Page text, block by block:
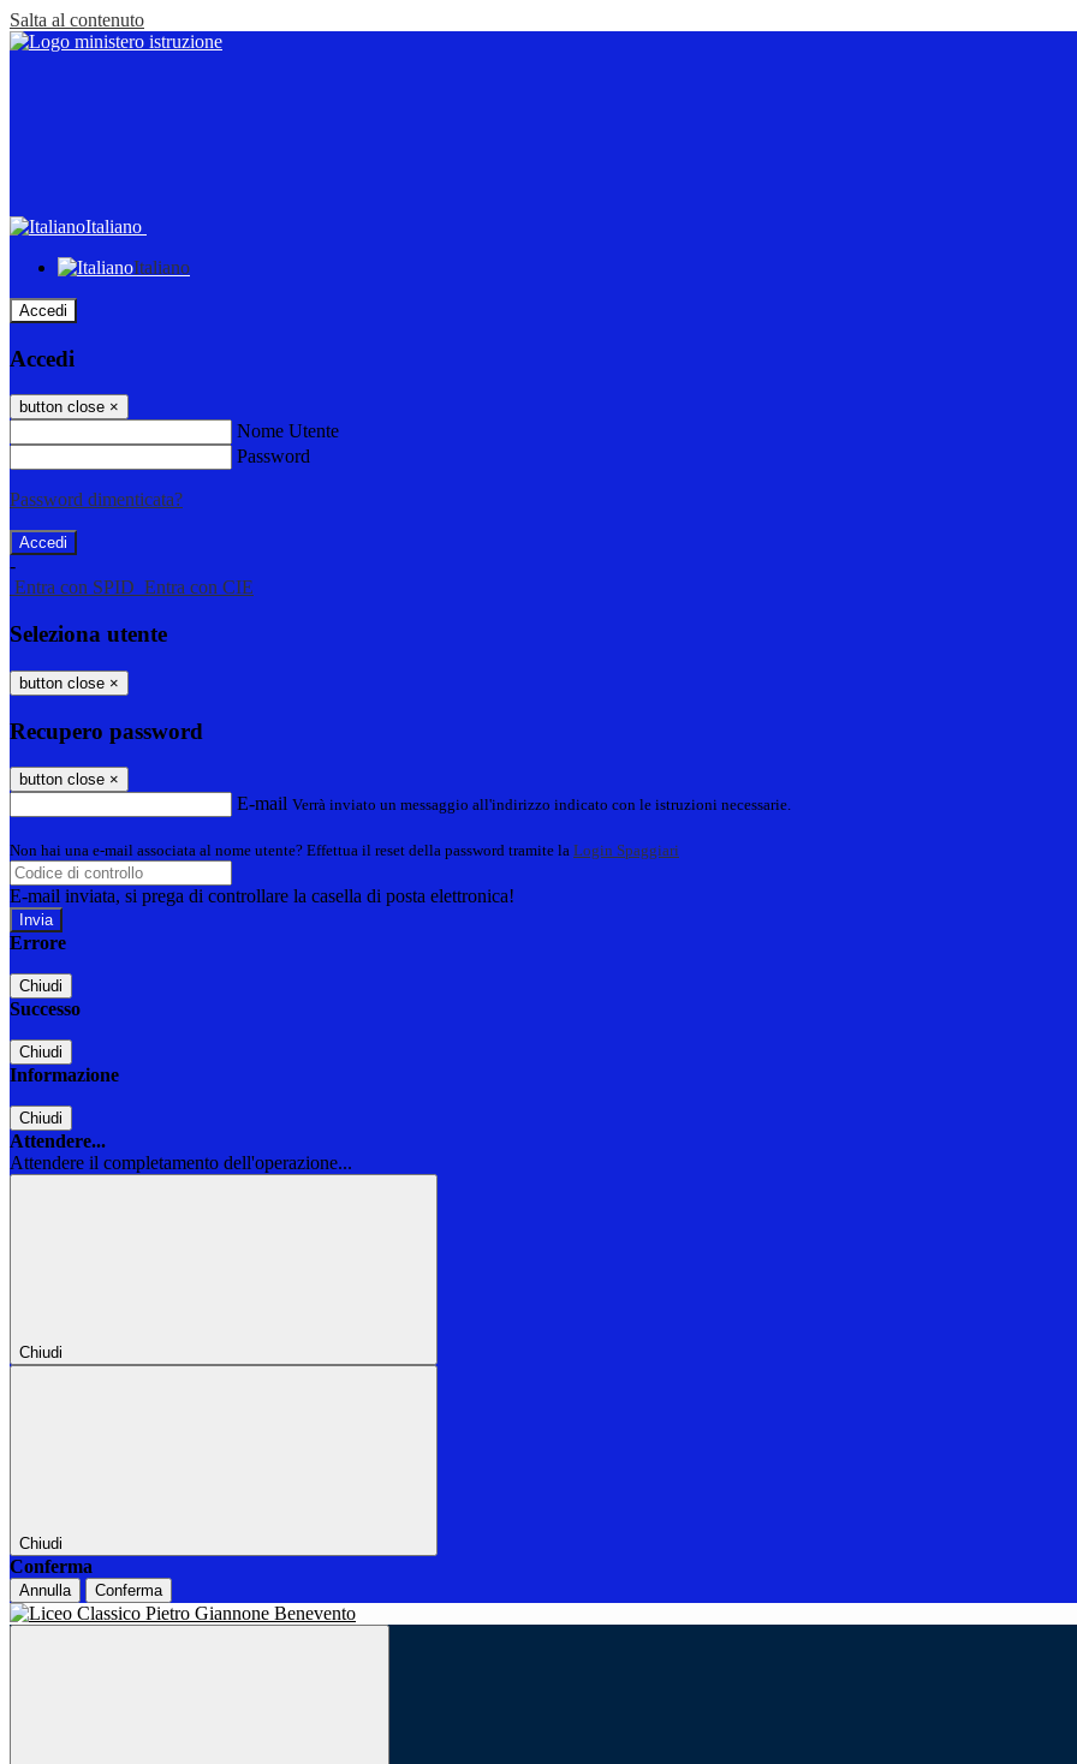
Salta al contenuto
Italiano
Italiano
Accedi
Accedi
button close ×
Nome Utente
Password
Password dimenticata?
-
Entra con SPID Entra con CIE
Seleziona utente
button close ×
Recupero password
button close ×
E-mail Verrà inviato un messaggio all'indirizzo indicato con le istruzioni necessarie.
Non hai una e-mail associata al nome utente? Effettua il reset della password tramite la Login Spaggiari
E-mail inviata, si prega di controllare la casella di posta elettronica!
Errore
Chiudi
Successo
Chiudi
Informazione
Chiudi
Attendere...
Attendere il completamento dell'operazione...
Chiudi
Chiudi
Conferma
Annulla Conferma